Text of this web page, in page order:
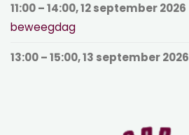
11:00– 14:00,12 september 2026
beweegdag
13:00– 15:00,13 september 2026